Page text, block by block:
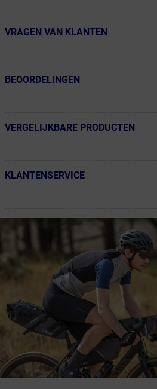
← Terug naar productnavigatie
VRAGEN VAN KLANTEN
← Terug naar productnavigatie
BEOORDELINGEN
← Terug naar productnavigatie
VERGELIJKBARE PRODUCTEN
← Terug naar productnavigatie
KLANTENSERVICE